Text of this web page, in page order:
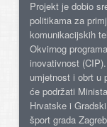
Projekt je dobio
politikama za
komunikacijskih
Okvirnog
inovativnost
umjetnost i obrt u
će podržati
Hrvatske i
šport grada